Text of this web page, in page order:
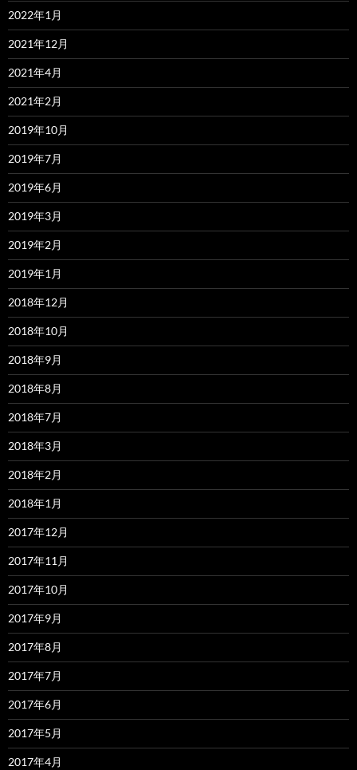
2022年1月
2021年12月
2021年4月
2021年2月
2019年10月
2019年7月
2019年6月
2019年3月
2019年2月
2019年1月
2018年12月
2018年10月
2018年9月
2018年8月
2018年7月
2018年3月
2018年2月
2018年1月
2017年12月
2017年11月
2017年10月
2017年9月
2017年8月
2017年7月
2017年6月
2017年5月
2017年4月